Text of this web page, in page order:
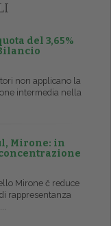
del 3,65%
non applicano la
intermedia nella
Mirone: in
Mirone č reduce
rappresentanza